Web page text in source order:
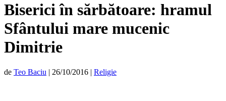
Biserici în sărbătoare: hramul
Sfântului mare mucenic
Dimitrie
de Teo Baciu | 26/10/2016 | Religie